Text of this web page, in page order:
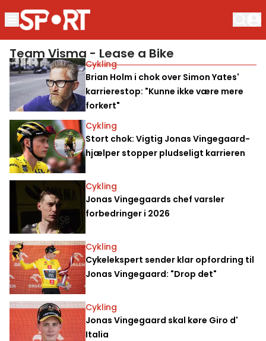
Team Visma - Lease a Bike
Cykling
Brian Holm i chok over Simon Yates'
karrierestop: "Kunne ikke være mere
forkert"
Cykling
Stort chok: Vigtig Jonas Vingegaard-
hjælper stopper pludseligt karrieren
Cykling
Jonas Vingegaards chef varsler
forbedringer i 2026
Cykling
Cykelekspert sender klar opfordring til
Jonas Vingegaard: "Drop det"
Cykling
Jonas Vingegaard skal køre Giro d'
Italia